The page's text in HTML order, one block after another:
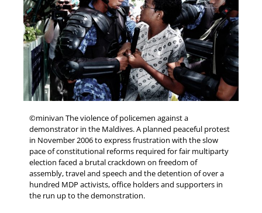
©minivan The violence of policemen against a
demonstrator in the Maldives. A planned peaceful protest
in November 2006 to express frustration with the slow
pace of constitutional reforms required for fair multiparty
election faced a brutal crackdown on freedom of
assembly, travel and speech and the detention of over a
hundred MDP activists, office holders and supporters in
the run up to the demonstration.